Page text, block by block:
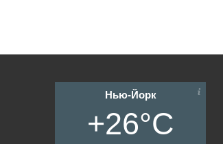
Нью-Йорк
+26°C